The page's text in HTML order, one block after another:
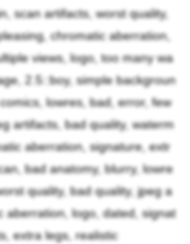
scan artifacts, worst quality,
chromatic aberration,
views, logo, too many wa
2.5::boy, simple backgroun
lowres, bad, error, few
artifacts, bad quality, waterm
aberration, signature, extr
bad anatomy, blurry, lowre
quality, bad quality, jpeg a
aberration, logo, dated, signat
extra legs, realistic